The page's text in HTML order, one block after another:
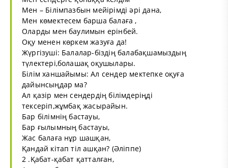
Мен – Білімпазбын мейірімді әрі дана,
Мен көмектесем барша балаға ,
Оларды мен баулимын ерінбей.
Оқу менен көркем жазуға да!
Жүргізуші: Балалар-біздің балабақшамыздың
түлектері,болашақ оқушылары.
Білім ханшайымы: Ал сендер мектепке оқуға
дайынсыңдар ма?
Ал қазір мен сендердің білімдеріңді
тексеріп,жұмбақ жасырайын.
Бар білімнің бастауы,
Бар ғылымның бастауы,
Жас балаға нұр шашқан,
Қандай кітап тіл ашқан? (Әліппе)
2 .Қабат-қабат қатталған,